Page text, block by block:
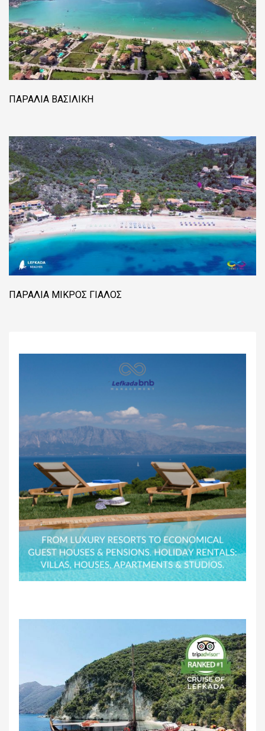
ΠΑΡΑΛΊΑ ΒΑΣΙΛΙΚΉ
ΠΑΡΑΛΊΑ ΜΙΚΡΌΣ ΓΙΑΛΌΣ